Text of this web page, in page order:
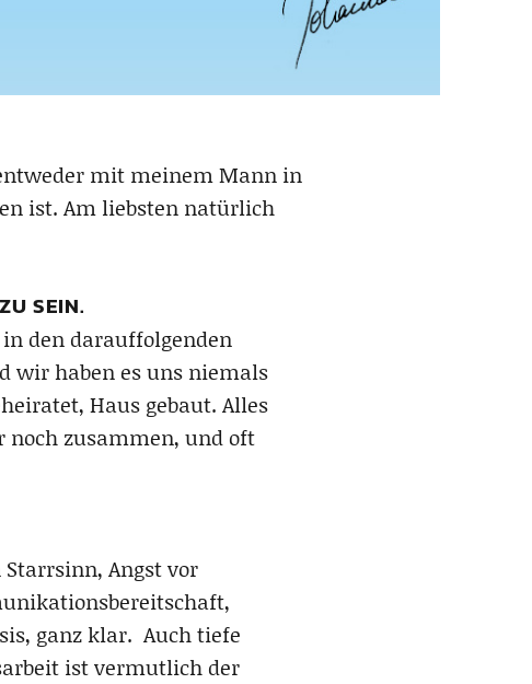
mit meinem Mann in
ist. Am liebsten natürlich
SEIN.
den darauffolgenden
wir haben es uns niemals
Haus gebaut. Alles
zusammen, und oft
Angst vor
ganz klar. Auch tiefe
ist vermutlich der